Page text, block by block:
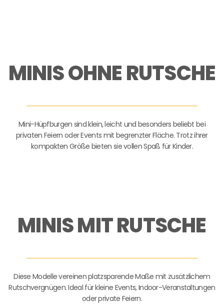
MINIS OHNE RUTSCHE
Mini-Hüpfburgen sind klein, leicht und besonders beliebt bei
privaten Feiern oder Events mit begrenzter Fläche. Trotz ihrer
kompakten Größe bieten sie vollen Spaß für Kinder.
MINIS MIT RUTSCHE
Diese Modelle vereinen platzsparende Maße mit zusätzlichem
Rutschvergnügen. Ideal für kleine Events, Indoor-Veranstaltungen
oder private Feiern.